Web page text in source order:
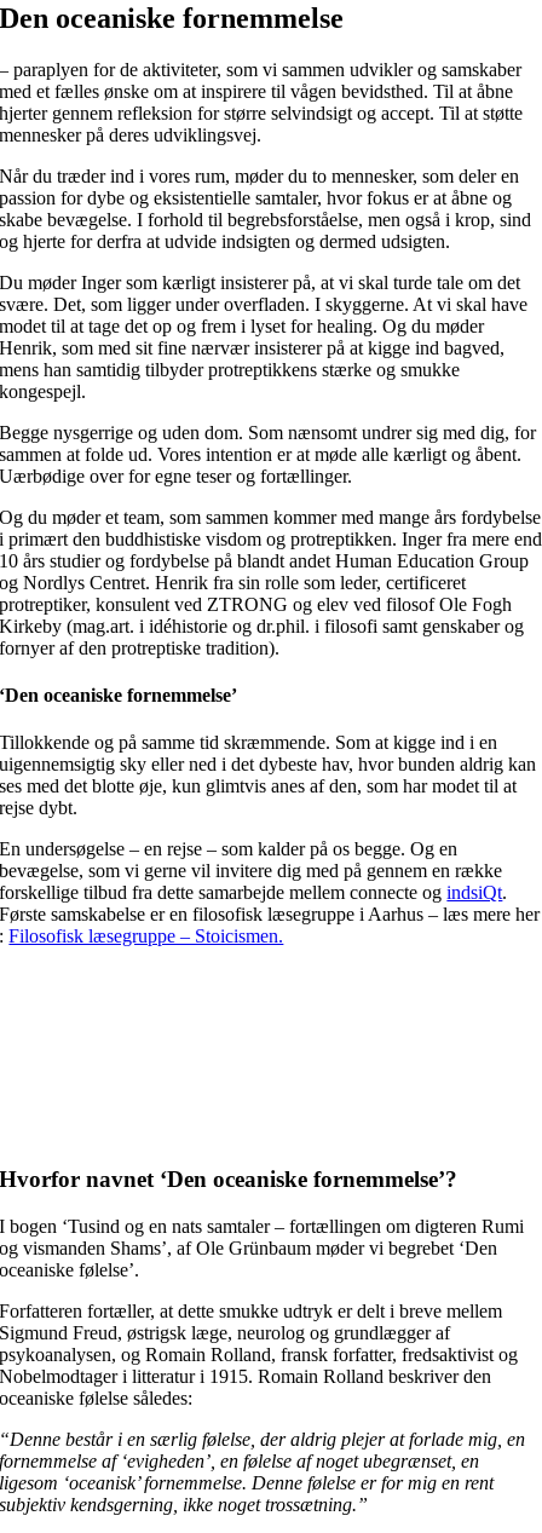
Den oceaniske fornemmelse
– paraplyen for de aktiviteter, som vi sammen udvikler og samskaber
med et fælles ønske om at inspirere til vågen bevidsthed. Til at åbne
hjerter gennem refleksion for større selvindsigt og accept. Til at støtte
mennesker på deres udviklingsvej.
Når du træder ind i vores rum, møder du to mennesker, som deler en
passion for dybe og eksistentielle samtaler, hvor fokus er at åbne og
skabe bevægelse. I forhold til begrebsforståelse, men også i krop, sind
og hjerte for derfra at udvide indsigten og dermed udsigten.
Du møder Inger som kærligt insisterer på, at vi skal turde tale om det
svære. Det, som ligger under overfladen. I skyggerne. At vi skal have
modet til at tage det op og frem i lyset for healing. Og du møder
Henrik, som med sit fine nærvær insisterer på at kigge ind bagved,
mens han samtidig tilbyder protreptikkens stærke og smukke
kongespejl.
Begge nysgerrige og uden dom. Som nænsomt undrer sig med dig, for
sammen at folde ud. Vores intention er at møde alle kærligt og åbent.
Uærbødige over for egne teser og fortællinger.
Og du møder et team, som sammen kommer med mange års fordybelse
i primært den buddhistiske visdom og protreptikken. Inger fra mere end
10 års studier og fordybelse på blandt andet Human Education Group
og Nordlys Centret. Henrik fra sin rolle som leder, certificeret
protreptiker, konsulent ved ZTRONG og elev ved filosof Ole Fogh
Kirkeby (mag.art. i idéhistorie og dr.phil. i filosofi samt genskaber og
fornyer af den protreptiske tradition).
‘Den oceaniske fornemmelse’
Tillokkende og på samme tid skræmmende. Som at kigge ind i en
uigennemsigtig sky eller ned i det dybeste hav, hvor bunden aldrig kan
ses med det blotte øje, kun glimtvis anes af den, som har modet til at
rejse dybt.
En undersøgelse – en rejse – som kalder på os begge. Og en
bevægelse, som vi gerne vil invitere dig med på gennem en række
forskellige tilbud fra dette samarbejde mellem connecte ogindsiQt.
Første samskabelse er en filosofisk læsegruppe i Aarhus – læs mere her
:Filosofisk læsegruppe – Stoicismen.
Hvorfor navnet ‘Den oceaniske fornemmelse’?
I bogen ‘Tusind og en nats samtaler – fortællingen om digteren Rumi
og vismanden Shams’, af Ole Grünbaum møder vi begrebet ‘Den
oceaniske følelse’.
Forfatteren fortæller, at dette smukke udtryk er delt i breve mellem
Sigmund Freud, østrigsk læge, neurolog og grundlægger af
psykoanalysen, og Romain Rolland, fransk forfatter, fredsaktivist og
Nobelmodtager i litteratur i 1915. Romain Rolland beskriver den
oceaniske følelse således:
“Denne består i en særlig følelse, der aldrig plejer at forlade mig, en
fornemmelse af ‘evigheden’, en følelse af noget ubegrænset, en
ligesom ‘oceanisk’ fornemmelse. Denne følelse er for mig en rent
subjektiv kendsgerning, ikke noget trossætning.”